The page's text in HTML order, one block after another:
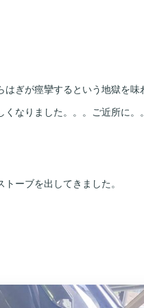
ぎが痙攣するという地獄を味
なりました。。。ご近所に。
ーブを出してきました。